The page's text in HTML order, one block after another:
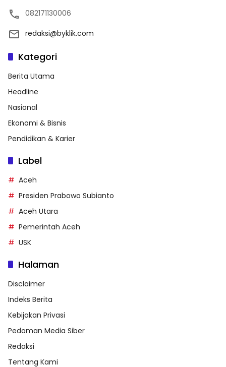
082171130006
redaksi@byklik.com
Kategori
Berita Utama
Headline
Nasional
Ekonomi & Bisnis
Pendidikan & Karier
Label
Aceh
Presiden Prabowo Subianto
Aceh Utara
Pemerintah Aceh
USK
Halaman
Disclaimer
Indeks Berita
Kebijakan Privasi
Pedoman Media Siber
Redaksi
Tentang Kami